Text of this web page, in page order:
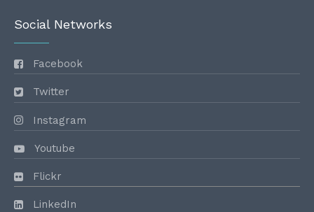
Social Networks
Facebook
Twitter
Instagram
Youtube
Flickr
LinkedIn